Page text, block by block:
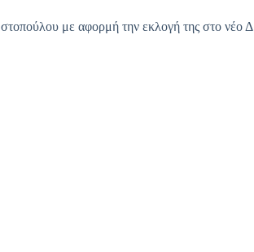
με αφορμή την εκλογή της στο